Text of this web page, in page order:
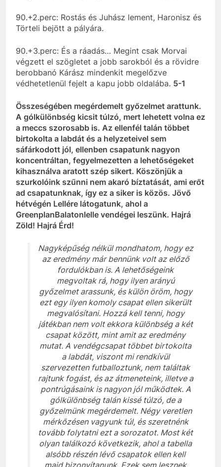
90.+2.perc: Rostás és Juhász lement, Haronisz és
Törteli bejött a pályára.
90.+3.perc: És a ráadás… Megint csak Morvai
végzett el szögletet a jobb sarokból és a rövidre
berobbanó Kárász mindenkit megelőzve
védhetetlenül fejelt a kapu jobb oldalába. 5-1
Összeségében megérdemelt győzelmet arattunk.
A gólkülönbség kicsit túlzó, mert lehetett volna ez
a meccs szorosabb is. Az ellenfél talán többet
birtokolta a labdát és a helyzeteivel sem
sáfárkodott jól, ellenben csapatunk nagyon
koncentráltan, fegyelmezetten a lehetőségeket
kihasználva aratott szép sikert. Köszönjük a
szurkolóink szűnni nem akaró bíztatását, ami erőt
ad csapatunknak, így ez a siker is közös. Jövő
hétvégén Lellére látogatunk, ahol a
GreenplanBalatonlelle vendégei leszünk. Hajrá
Zöld! Hajrá Érd!
Nagyképűség nélkül mondhatom, hogy ez
az eredmény már bennünk volt az előző
fordulókban is. A lehetőségeink
megvoltak rá, hogy ilyen arányú
győzelmet arassunk, és külön öröm, hogy
ezt egy ilyen komoly csapat ellen sikerült
megvalósítani. Hozzá kell tenni, hogy
játékban nem volt ekkora különbség a két
csapat között, mint amit az eredmény
mutat. A vendégcsapat többet birtokolta
a labdát, viszont mi rendkívül
szervezetten futballoztunk, nem találtak
rajtunk fogást, és az átmeneteink, illetve a
pontrúgásaink is nagyon jól működtek. A
gólkülönbség talán kissé túlzó, de a
győzelmünk megérdemelt. Négy veretlen
mérkőzésen vagyunk túl, és szeretnénk
tovább folytatni ezt a sorozatot. Most két
olyan találkozó következik, ahol a tabella
alsóbb részén lévő csapatok ellen kell
majd bizonyítanunk. Ezek sem lesznek